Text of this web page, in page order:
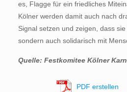
es, Flagge für ein friedliches
Kölner werden damit auch nach
Signal setzen und zeigen, dass
sondern auch solidarisch mit
Quelle: Festkomitee Kölner
PDF erstellen